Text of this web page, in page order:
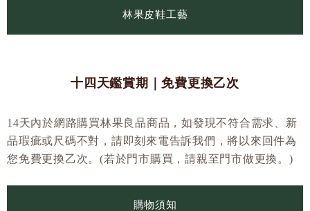
林果皮鞋工藝
十四天鑑賞期｜免費更換乙次
14天內於網路購買林果良品商品，如發現不符合需求、新
品瑕疵或尺碼不對，請即刻來電告訴我們，將以來回件為
您免費更換乙次。(若於門市購買，請親至門市做更換。)
購物須知